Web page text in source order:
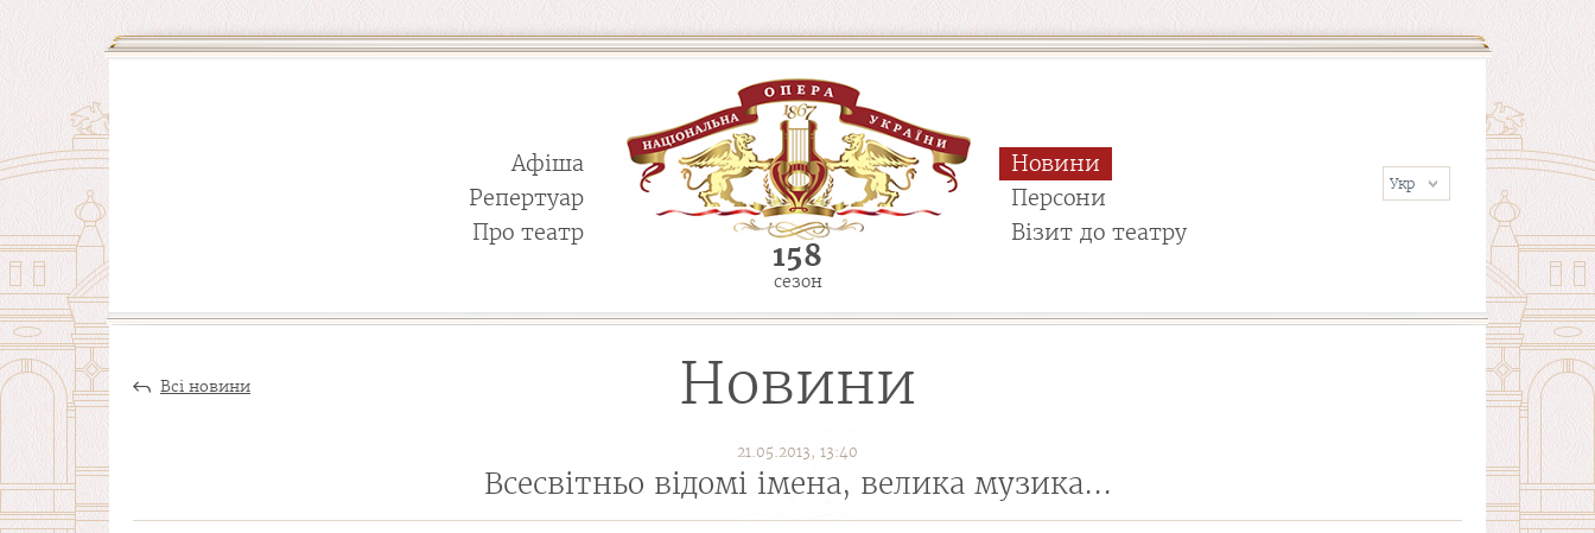
Афіша
Репертуар
Про театр
Новини
Персони
Візит до театру
158
сезон
Всі новини Новини
21.05.2013, 13:40
Всесвітньо відомі імена, велика музика...